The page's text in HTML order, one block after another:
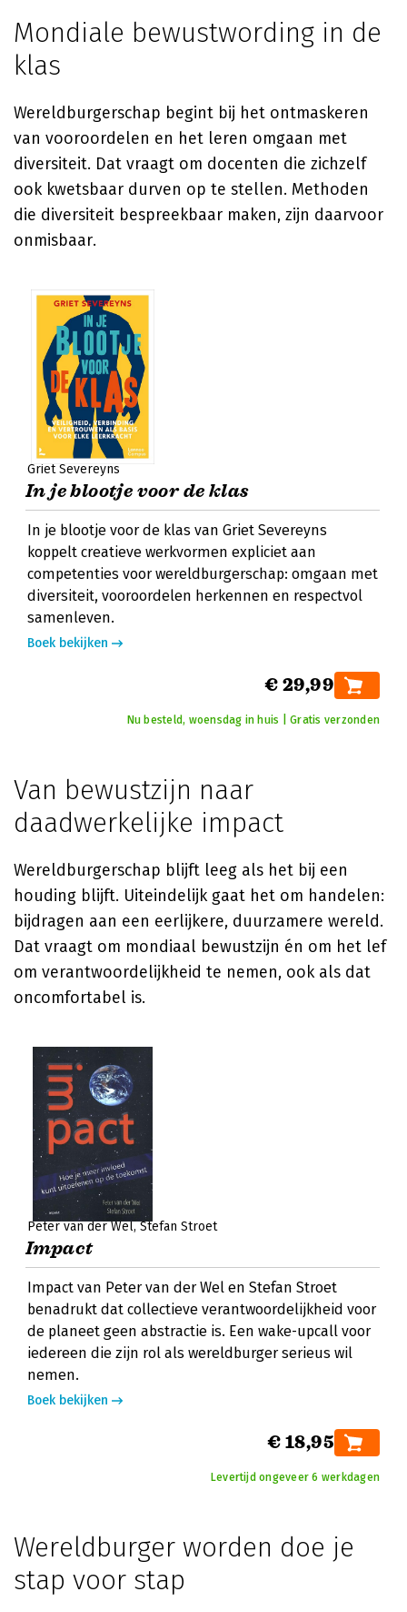
Mondiale bewustwording in de
klas
Wereldburgerschap begint bij het ontmaskeren
van vooroordelen en het leren omgaan met
diversiteit. Dat vraagt om docenten die zichzelf
ook kwetsbaar durven op te stellen. Methoden
die diversiteit bespreekbaar maken, zijn daarvoor
onmisbaar.
Griet Severeyns
In je blootje voor de klas
In je blootje voor de klas van Griet Severeyns
koppelt creatieve werkvormen expliciet aan
competenties voor wereldburgerschap: omgaan met
diversiteit, vooroordelen herkennen en respectvol
samenleven.
Boek bekijken
€ 29,99
Nu besteld, woensdag in huis | Gratis verzonden
Van bewustzijn naar
daadwerkelijke impact
Wereldburgerschap blijft leeg als het bij een
houding blijft. Uiteindelijk gaat het om handelen:
bijdragen aan een eerlijkere, duurzamere wereld.
Dat vraagt om mondiaal bewustzijn én om het lef
om verantwoordelijkheid te nemen, ook als dat
oncomfortabel is.
Peter van der Wel Stefan Stroet
Impact
Impact van Peter van der Wel en Stefan Stroet
benadrukt dat collectieve verantwoordelijkheid voor
de planeet geen abstractie is. Een wake-upcall voor
iedereen die zijn rol als wereldburger serieus wil
nemen.
Boek bekijken
€ 18,95
Levertijd ongeveer 6 werkdagen
Wereldburger worden doe je
stap voor stap